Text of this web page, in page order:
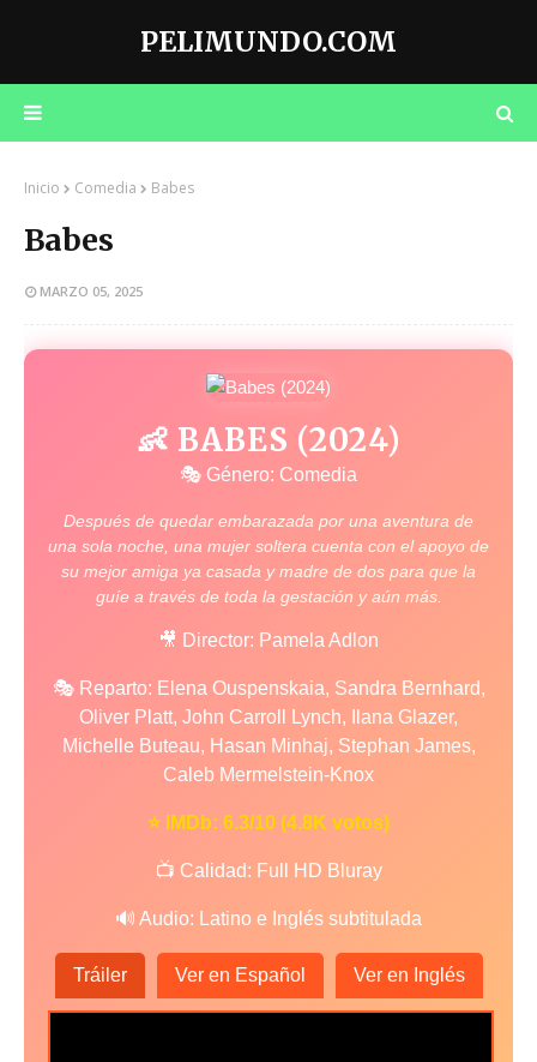
PELIMUNDO.COM
Inicio Comedia Babes
Babes
MARZO 05, 2025
👶 BABES (2024)
🎭 Género: Comedia
Después de quedar embarazada por una aventura de
una sola noche, una mujer soltera cuenta con el apoyo de
su mejor amiga ya casada y madre de dos para que la
guíe a través de toda la gestación y aún más.
🎥 Director: Pamela Adlon
🎭 Reparto: Elena Ouspenskaia, Sandra Bernhard,
Oliver Platt, John Carroll Lynch, Ilana Glazer,
Michelle Buteau, Hasan Minhaj, Stephan James,
Caleb Mermelstein-Knox
⭐ IMDb: 6.3/10 (4.8K votos)
📺 Calidad: Full HD Bluray
🔊 Audio: Latino e Inglés subtitulada
Tráiler Ver en Español Ver en Inglés